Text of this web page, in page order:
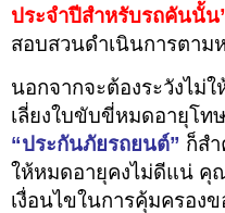
ประจำปีสำหรับรถคันนั้น
สอบสวนดำเนินการตาม
นอกจากจะต้องระวังไม่
เลี่ยงใบขับขี่หมดอายุโท
“ประกันภัยรถยนต์” ก็ส
ให้หมดอายุคงไม่ดีแน่ คุ
เงื่อนไขในการคุ้มครอง